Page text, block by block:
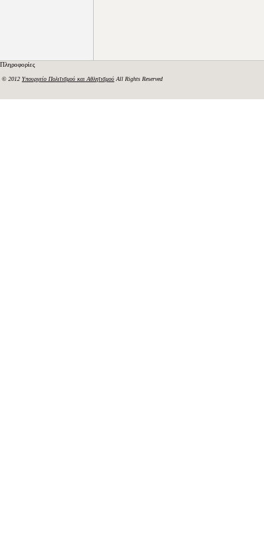
Πληροφορίες
© 2012 Υπουργείο Πολιτισμού και Αθλητισμού All Rights Reserved